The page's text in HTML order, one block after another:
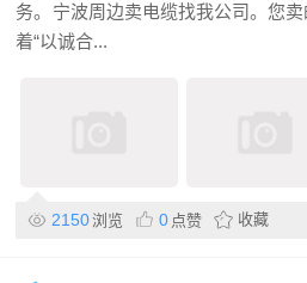
务。宁波周边卖电缆找我公司。您
着“以诚合...
2150浏览 0 点赞 收藏